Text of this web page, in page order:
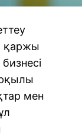
қаржы
мен